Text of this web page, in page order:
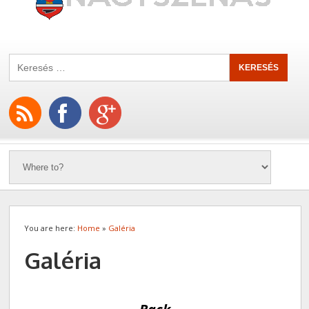
You are here: Home » Galéria
Galéria